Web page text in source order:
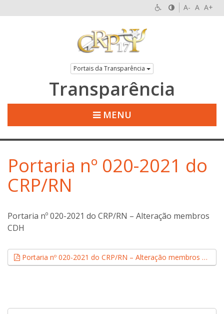
A- A A+
Portais da Transparência
Transparência
MENU
Portaria nº 020-2021 do
CRP/RN
Portaria nº 020-2021 do CRP/RN – Alteração membros
CDH
Portaria nº 020-2021 do CRP/RN – Alteração membros CDH (.pdf, 0,53 MB)